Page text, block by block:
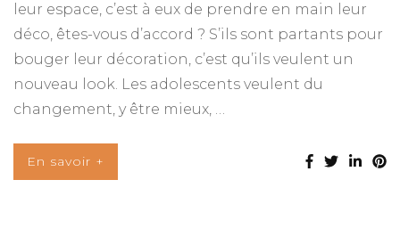
leur espace, c’est à eux de prendre en main leur
déco, êtes-vous d’accord ? S’ils sont partants pour
bouger leur décoration, c’est qu’ils veulent un
nouveau look. Les adolescents veulent du
changement, y être mieux, …
En savoir +